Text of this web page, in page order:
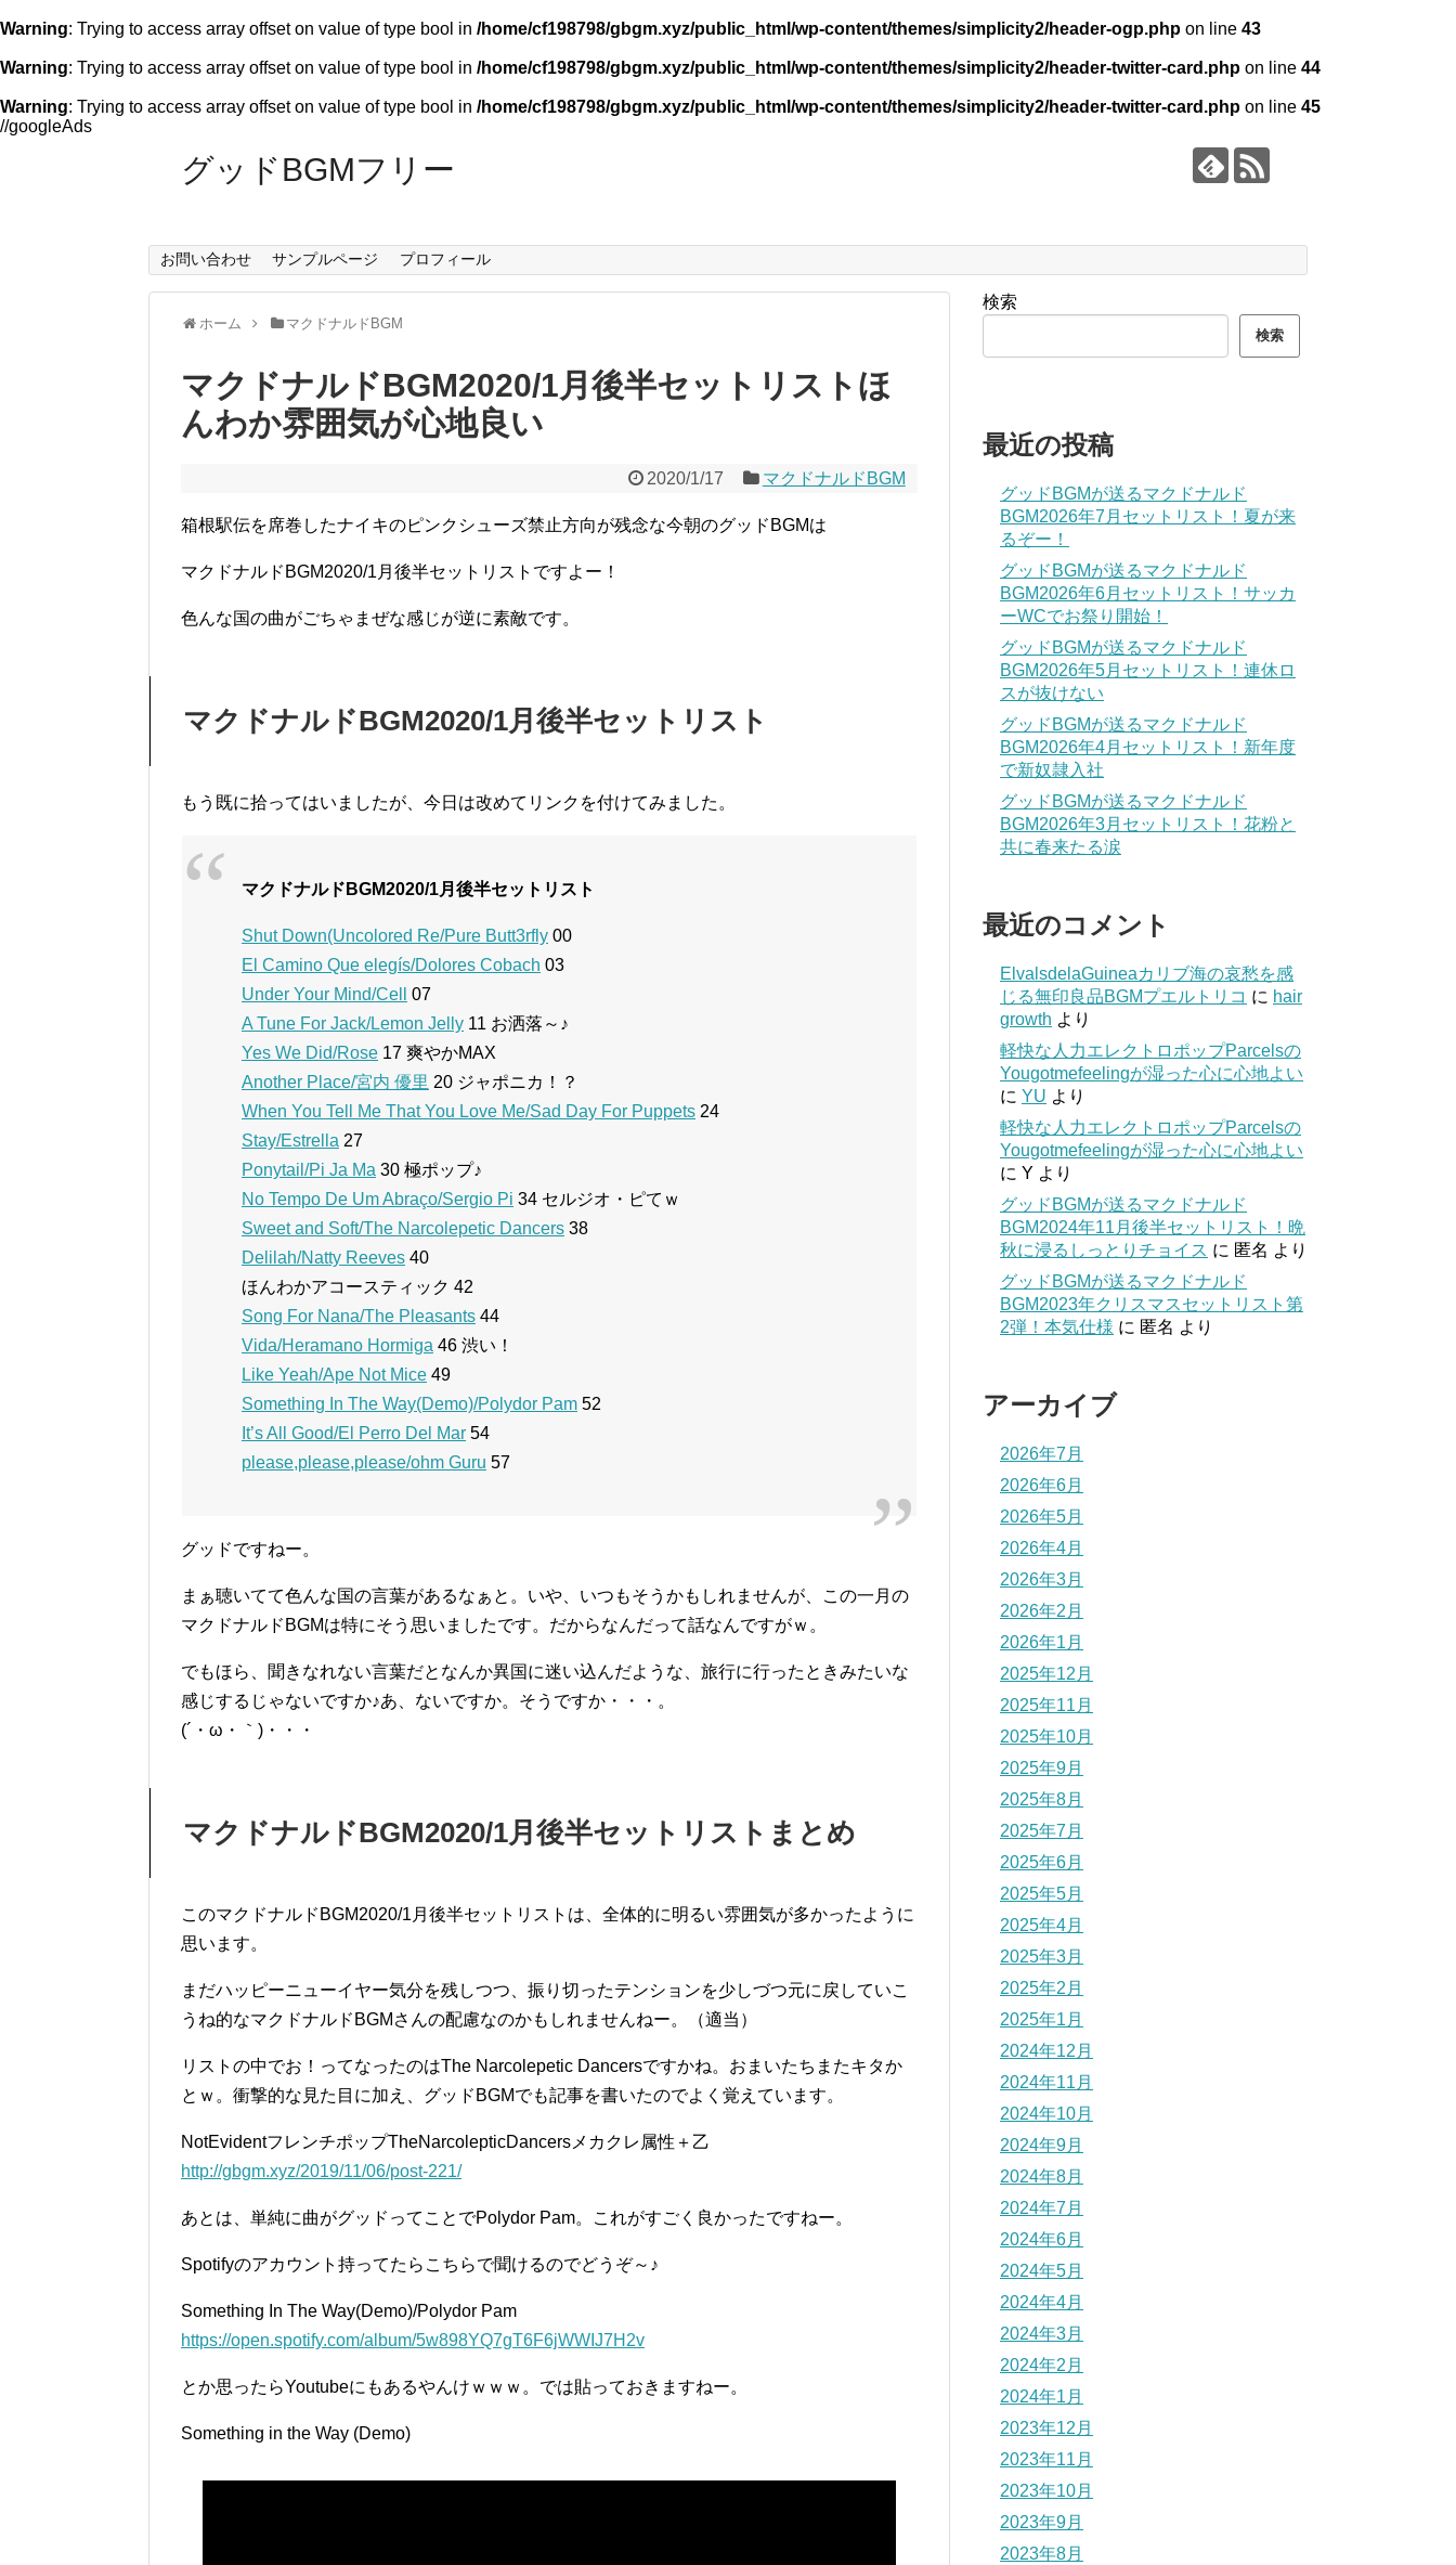
Warning: Trying to access array offset on value of type bool in /home/cf198798/gbgm.xyz/public_html/wp-content/themes/simplicity2/header-ogp.php on line 43
Warning: Trying to access array offset on value of type bool in /home/cf198798/gbgm.xyz/public_html/wp-content/themes/simplicity2/header-twitter-card.php on line 44
Warning: Trying to access array offset on value of type bool in /home/cf198798/gbgm.xyz/public_html/wp-content/themes/simplicity2/header-twitter-card.php on line 45
//googleAds
グッドBGMフリー
お問い合わせ サンプルページ プロフィール
ホーム マクドナルドBGM
マクドナルドBGM2020/1月後半セットリストほ
んわか雰囲気が心地良い
2020/1/17 マクドナルドBGM
箱根駅伝を席巻したナイキのピンクシューズ禁止方向が残念な今朝のグッドBGMは
マクドナルドBGM2020/1月後半セットリストですよー！
色んな国の曲がごちゃまぜな感じが逆に素敵です。
マクドナルドBGM2020/1月後半セットリスト
もう既に拾ってはいましたが、今日は改めてリンクを付けてみました。
マクドナルドBGM2020/1月後半セットリスト
Shut Down(Uncolored Re/Pure Butt3rfly 00
El Camino Que elegís/Dolores Cobach 03
Under Your Mind/Cell
07
A Tune For Jack/Lemon Jelly 11 お洒落～♪
Yes We Did/Rose 17 爽やかMAX
Another Place/宮内 優里 20 ジャポニカ！？
When You Tell Me That You Love Me/Sad Day For Puppets 24
Stay/Estrella 27
Ponytail/Pi Ja Ma 30 極ポップ♪
No Tempo De Um Abraço/Sergio Pi 34 セルジオ・ピてｗ
Sweet and Soft/The Narcolepetic Dancers 38
Delilah/Natty Reeves 40
ほんわかアコースティック 42
Song For Nana/The Pleasants 44
Vida/Heramano Hormiga 46 渋い！
Like Yeah/Ape Not Mice 49
Something In The Way(Demo)/Polydor Pam 52
It’s All Good/El Perro Del Mar 54
please,please,please/ohm Guru 57
グッドですねー。
まぁ聴いてて色んな国の言葉があるなぁと。いや、いつもそうかもしれませんが、この一月の
マクドナルドBGMは特にそう思いましたです。だからなんだって話なんですがｗ。
でもほら、聞きなれない言葉だとなんか異国に迷い込んだような、旅行に行ったときみたいな
感じするじゃないですか♪あ、ないですか。そうですか・・・。
(´・ω・｀)・・・
マクドナルドBGM2020/1月後半セットリストまとめ
このマクドナルドBGM2020/1月後半セットリストは、全体的に明るい雰囲気が多かったように
思います。
まだハッピーニューイヤー気分を残しつつ、振り切ったテンションを少しづつ元に戻していこ
うね的なマクドナルドBGMさんの配慮なのかもしれませんねー。（適当）
リストの中でお！ってなったのはThe Narcolepetic Dancersですかね。おまいたちまたキタか
とｗ。衝撃的な見た目に加え、グッドBGMでも記事を書いたのでよく覚えています。
NotEvidentフレンチポップTheNarcolepticDancersメカクレ属性＋乙
http://gbgm.xyz/2019/11/06/post-221/
あとは、単純に曲がグッドってことでPolydor Pam。これがすごく良かったですねー。
Spotifyのアカウント持ってたらこちらで聞けるのでどうぞ～♪
Something In The Way(Demo)/Polydor Pam
https://open.spotify.com/album/5w898YQ7gT6F6jWWIJ7H2v
とか思ったらYoutubeにもあるやんけｗｗｗ。では貼っておきますねー。
Something in the Way (Demo)
検索
検索
最近の投稿
グッドBGMが送るマクドナルド
BGM2026年7月セットリスト！夏が来
るぞー！
グッドBGMが送るマクドナルド
BGM2026年6月セットリスト！サッカ
ーWCでお祭り開始！
グッドBGMが送るマクドナルド
BGM2026年5月セットリスト！連休ロ
スが抜けない
グッドBGMが送るマクドナルド
BGM2026年4月セットリスト！新年度
で新奴隷入社
グッドBGMが送るマクドナルド
BGM2026年3月セットリスト！花粉と
共に春来たる涙
最近のコメント
ElvalsdelaGuineaカリブ海の哀愁を感
じる無印良品BGMプエルトリコ に hair
growth より
軽快な人力エレクトロポップParcelsの
Yougotmefeelingが湿った心に心地よい
に YU より
軽快な人力エレクトロポップParcelsの
Yougotmefeelingが湿った心に心地よい
に Y より
グッドBGMが送るマクドナルド
BGM2024年11月後半セットリスト！晩
秋に浸るしっとりチョイス に 匿名 より
グッドBGMが送るマクドナルド
BGM2023年クリスマスセットリスト第
2弾！本気仕様 に 匿名 より
アーカイブ
2026年7月
2026年6月
2026年5月
2026年4月
2026年3月
2026年2月
2026年1月
2025年12月
2025年11月
2025年10月
2025年9月
2025年8月
2025年7月
2025年6月
2025年5月
2025年4月
2025年3月
2025年2月
2025年1月
2024年12月
2024年11月
2024年10月
2024年9月
2024年8月
2024年7月
2024年6月
2024年5月
2024年4月
2024年3月
2024年2月
2024年1月
2023年12月
2023年11月
2023年10月
2023年9月
2023年8月